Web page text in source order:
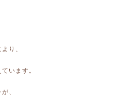
り、
います。
、